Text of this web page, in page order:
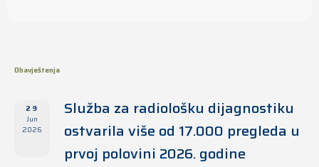
Obavještenja
29
Jun
2026
Služba za radiološku dijagnostiku
ostvarila više od 17.000 pregleda u
prvoj polovini 2026. godine